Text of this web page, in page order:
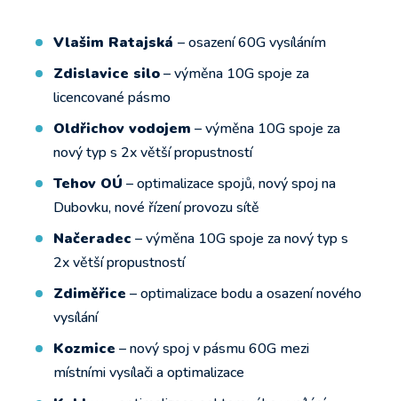
Vlašim Ratajská – osazení 60G vysíláním
Zdislavice silo– výměna 10G spoje za
licencované pásmo
Oldřichov vodojem – výměna 10G spoje za
nový typ s 2x větší propustností
Tehov OÚ – optimalizace spojů, nový spoj na
Dubovku, nové řízení provozu sítě
Načeradec – výměna 10G spoje za nový typ s
2x větší propustností
Zdiměřice – optimalizace bodu a osazení nového
vysílání
Kozmice – nový spoj v pásmu 60G mezi
místními vysílači a optimalizace